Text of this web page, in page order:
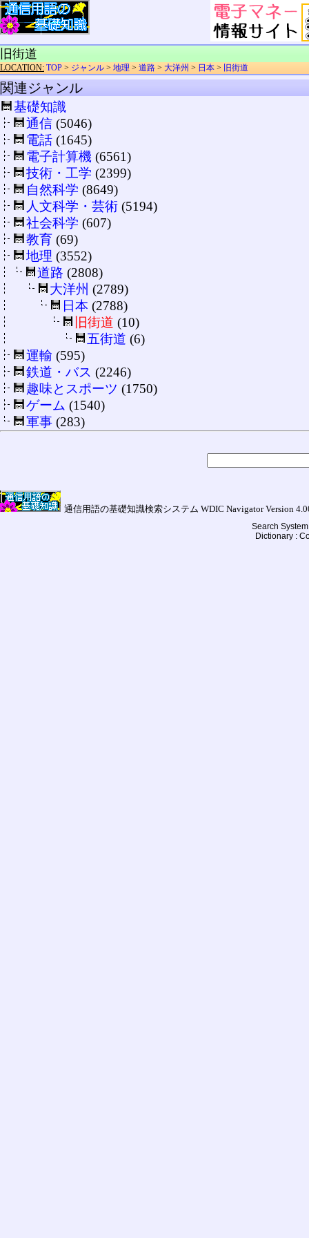
旧街道
LOCATION: TOP > ジャンル > 地理 > 道路 > 大洋州 > 日本 > 旧街道
関連ジャンル
基礎知識
通信 (5046)
電話 (1645)
電子計算機 (6561)
技術・工学 (2399)
自然科学 (8649)
人文科学・芸術 (5194)
社会科学 (607)
教育 (69)
地理 (3552)
道路 (2808)
大洋州 (2789)
日本 (2788)
旧街道 (10)
五街道 (6)
運輸 (595)
鉄道・バス (2246)
趣味とスポーツ (1750)
ゲーム (1540)
軍事 (283)
通信用語の基礎知識検索システム WDIC Navigator Version
Search
Dictionary :